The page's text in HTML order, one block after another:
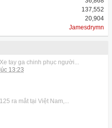
137,552
20,904
Jamesdrymn
tay ga chinh phục người...
13:23
ra mắt tại Việt Nam,...